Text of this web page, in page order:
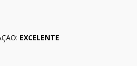
EXCELENTE